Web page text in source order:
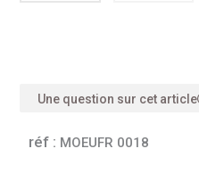
Une question sur cet article
réf : MOEUFR 0018